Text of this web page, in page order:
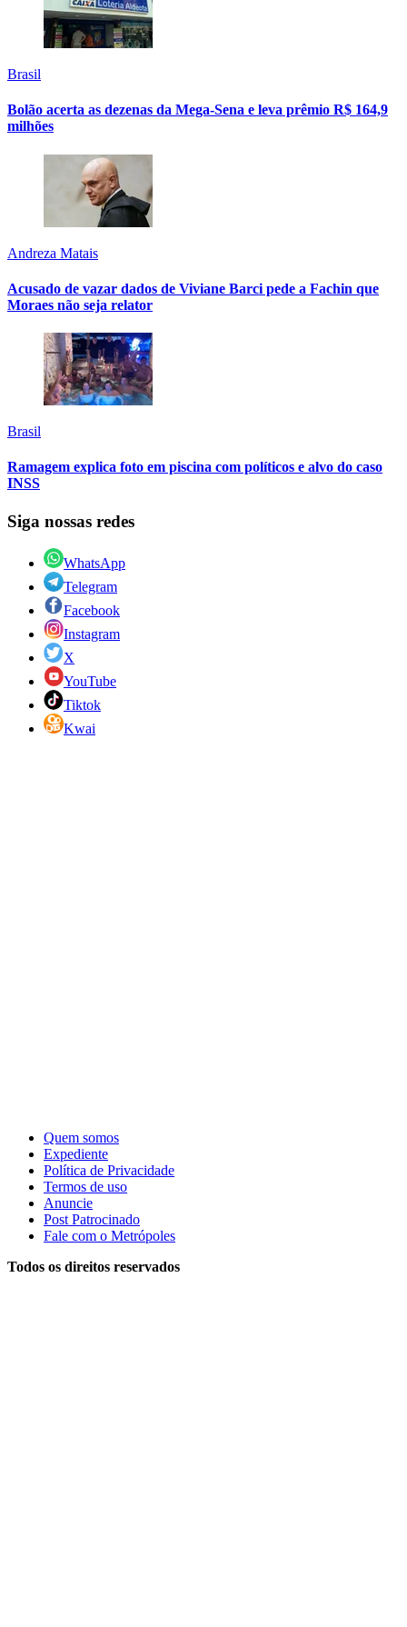
Brasil
Bolão acerta as dezenas da Mega-Sena e leva prêmio R$ 164,9
milhões
Andreza Matais
Acusado de vazar dados de Viviane Barci pede a Fachin que
Moraes não seja relator
Brasil
Ramagem explica foto em piscina com políticos e alvo do caso
INSS
Siga nossas redes
WhatsApp
Telegram
Facebook
Instagram
X
YouTube
Tiktok
Kwai
Quem somos
Expediente
Política de Privacidade
Termos de uso
Anuncie
Post Patrocinado
Fale com o Metrópoles
Todos os direitos reservados